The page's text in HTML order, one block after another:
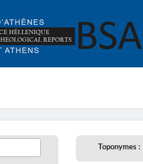
Toponymes :